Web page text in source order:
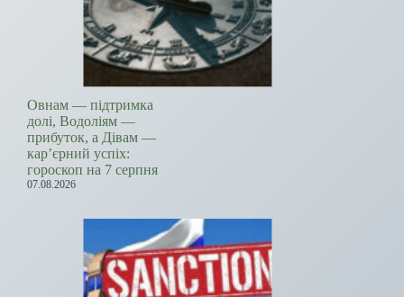
Овнам — підтримка
долі, Водоліям —
прибуток, а Дівам —
кар’єрний успіх:
гороскоп на 7 серпня
07.08.2026